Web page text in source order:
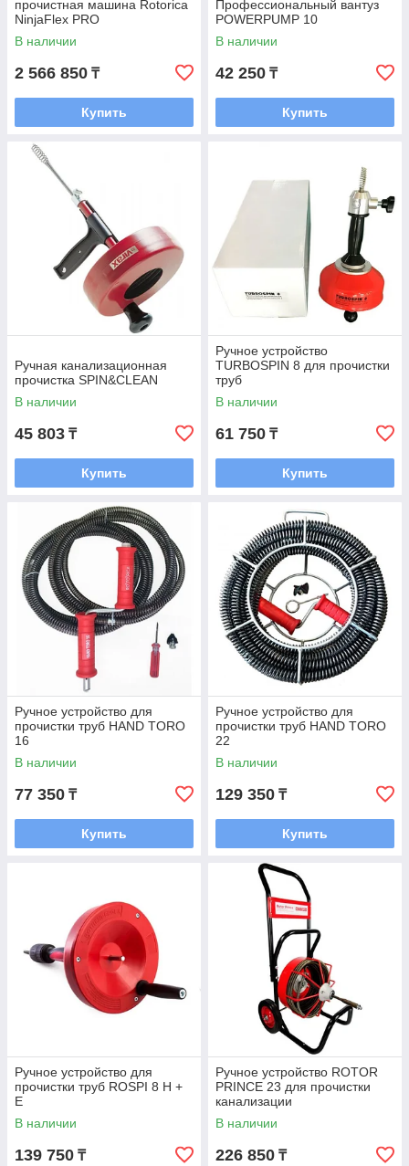
прочистная машина Rotorica
NinjaFlex PRO
В наличии
2 566 850 ₸
Купить
Профессиональный вантуз
POWERPUMP 10
В наличии
42 250 ₸
Купить
Ручная канализационная
прочистка SPIN&CLEAN
В наличии
45 803 ₸
Купить
Ручное устройство
TURBOSPIN 8 для прочистки
труб
В наличии
61 750 ₸
Купить
Ручное устройство для
прочистки труб HAND TORO
16
В наличии
77 350 ₸
Купить
Ручное устройство для
прочистки труб HAND TORO
22
В наличии
129 350 ₸
Купить
Ручное устройство для
прочистки труб ROSPI 8 H +
E
В наличии
139 750 ₸
Ручное устройство ROTOR
PRINCE 23 для прочистки
канализации
В наличии
226 850 ₸